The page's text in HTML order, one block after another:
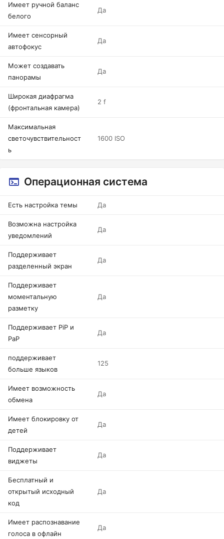
Имеет ручной баланс
белого
Да
Имеет сенсорный
автофокус
Да
Может создавать
панорамы
Да
Широкая диафрагма
(фронтальная камера)
2 f
Максимальная
светочувствительност
ь
1600 ISO
Операционная система
Есть настройка темы Да
Возможна настройка
уведомлений
Да
Поддерживает
разделенный экран
Да
Поддерживает
моментальную
разметку
Да
Поддерживает PiP и
PaP
Да
поддерживает
больше языков
125
Имеет возможность
обмена
Да
Имеет блокировку от
детей
Да
Поддерживает
виджеты
Да
Бесплатный и
открытый исходный
код
Да
Имеет распознавание
голоса в офлайн
Да